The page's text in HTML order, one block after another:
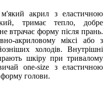
акрил з еластичною
тримає тепло, добре
втрачає форму після прань.
акриловому міксі або з
холодів. Внутрішні
шкіру при тривалому
one-size з еластичною
форму голови.